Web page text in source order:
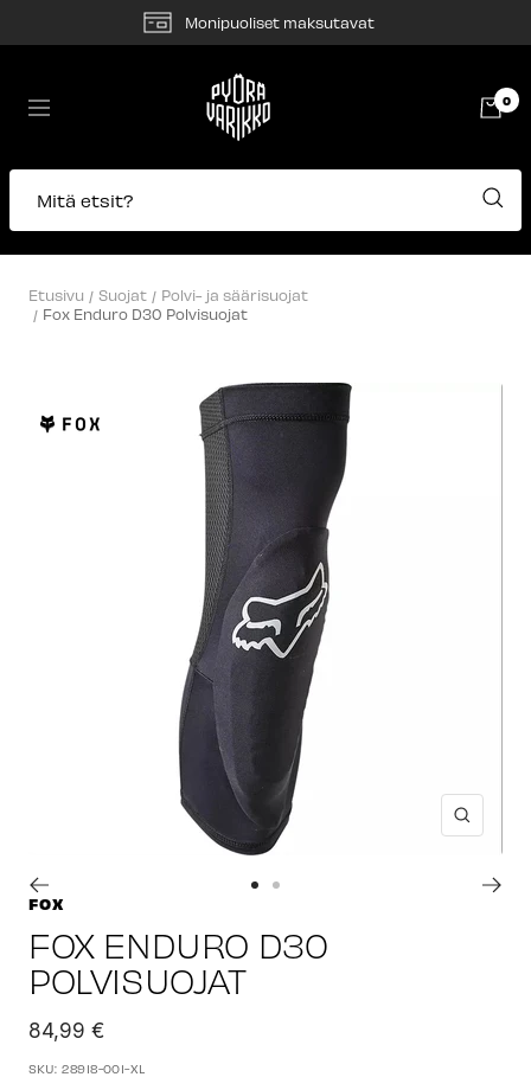
Monipuoliset maksutavat
Navigaatio
Pyörävarikko
0
Mitä etsit?
Etusivu Suojat
Polvi- ja säärisuojat
Fox Enduro D30 Polvisuojat
2
FOX
FOX ENDURO D30
POLVISUOJAT
Alennushinta
84,99 €
SKU:28918-001-XL